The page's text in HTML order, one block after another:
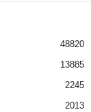
48820
13885
2245
2013